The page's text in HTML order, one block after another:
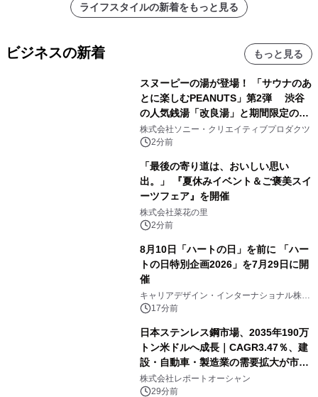
ライフスタイルの新着をもっと見る
ビジネスの新着 もっと見る
スヌーピーの湯が登場！ 「サウナのあ
とに楽しむPEANUTS」第2弾 渋谷
の人気銭湯「改良湯」と期間限定のコ
ラボレーション サウナイキタイコラ
ボグッズも発売決定！
株式会社ソニー・クリエイティブプロダクツ
2分前
「最後の寄り道は、おいしい思い
出。」 『夏休みイベント＆ご褒美スイ
ーツフェア』を開催
株式会社菜花の里
2分前
8月10日「ハートの日」を前に 「ハー
トの日特別企画2026」を7月29日に開
催
キャリアデザイン・インターナショナル株式
会社17分前
日本ステンレス鋼市場、2035年190万
トン米ドルへ成長｜CAGR3.47％、建
設・自動車・製造業の需要拡大が市場
を牽引
株式会社レポートオーシャン
29分前